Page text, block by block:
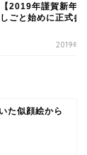
【2019年謹賀新年
しごと始めに正式参
2019年1
た似顔絵から